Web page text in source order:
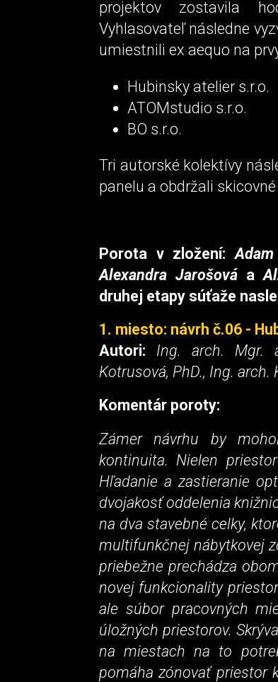
projektov zostavila
Vyhlasovateľ následne
umiestnili ex aequo na
Hubinsky atelier s.r.o.
ATOMstudio s.r.o.
BO s.r.o.
Tri autorské kolektívy
panelu a obdržali
Porota v zložení:
Alexandra Jarošováa
druhej etapy súťaže
1. miesto: návrh č.06 -
Autori:
Ing. arch. Mgr.
Kotrusová, PhD., Ing. arch.
Komentár poroty:
Zámer návrhu by
kontinuita. Nielen
Hľadanie a zastieranie
dvojakosť oddelenia
na dva stavebné celky,
multifunkčnej nábytkovej
priebežne prechádza
novej funkcionality
ale súbor pracovných
úložných priestorov.
na miestach na to
pomáha zónovať priestor